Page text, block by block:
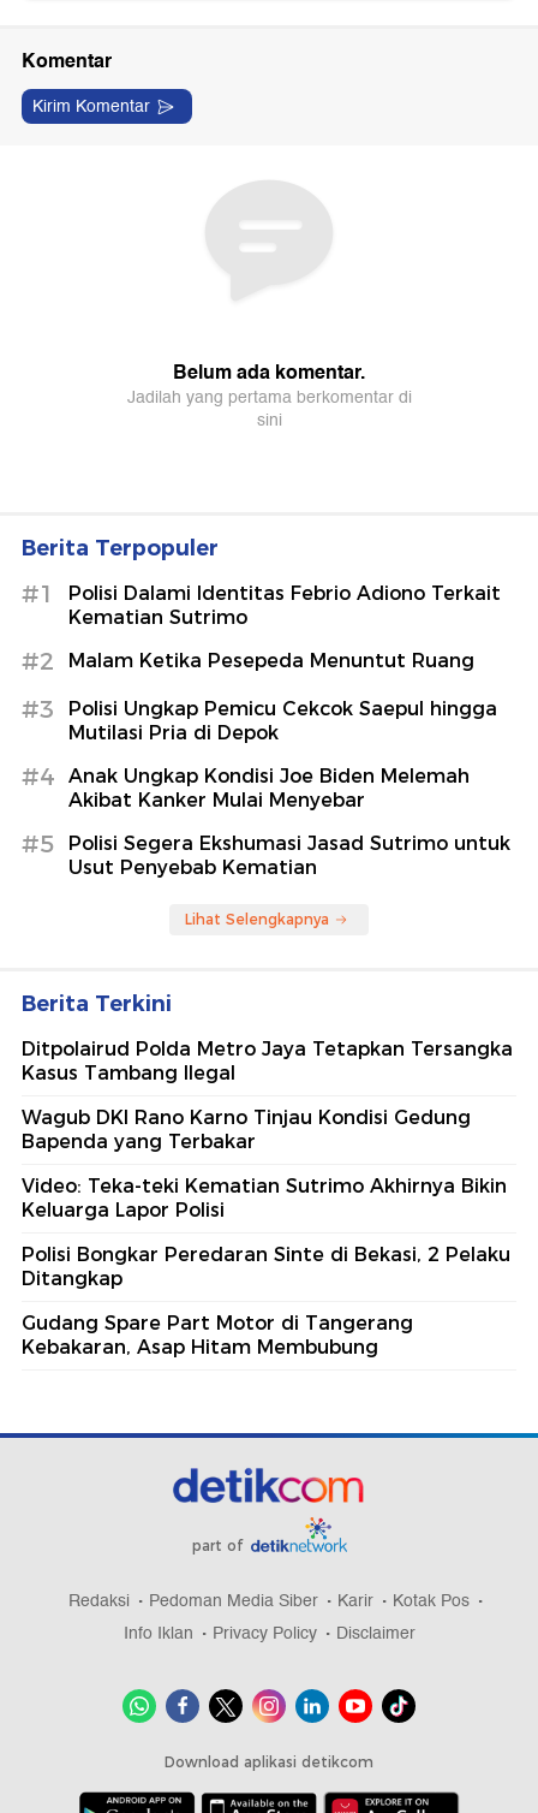
Berita Terpopuler
#1
Polisi Dalami Identitas Febrio Adiono Terkait
Kematian Sutrimo
#2 Malam Ketika Pesepeda Menuntut Ruang
#3
Polisi Ungkap Pemicu Cekcok Saepul hingga
Mutilasi Pria di Depok
#4
Anak Ungkap Kondisi Joe Biden Melemah
Akibat Kanker Mulai Menyebar
#5
Polisi Segera Ekshumasi Jasad Sutrimo untuk
Usut Penyebab Kematian
Lihat Selengkapnya
Berita Terkini
Ditpolairud Polda Metro Jaya Tetapkan Tersangka
Kasus Tambang Ilegal
Wagub DKI Rano Karno Tinjau Kondisi Gedung
Bapenda yang Terbakar
Video: Teka-teki Kematian Sutrimo Akhirnya Bikin
Keluarga Lapor Polisi
Polisi Bongkar Peredaran Sinte di Bekasi, 2 Pelaku
Ditangkap
Gudang Spare Part Motor di Tangerang
Kebakaran, Asap Hitam Membubung
part of
Redaksi Pedoman Media Siber Karir
Kotak Pos
Info Iklan
Privacy Policy Disclaimer
Download aplikasi detikcom